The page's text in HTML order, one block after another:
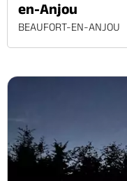
en-Anjou
BEAUFORT-EN-ANJOU